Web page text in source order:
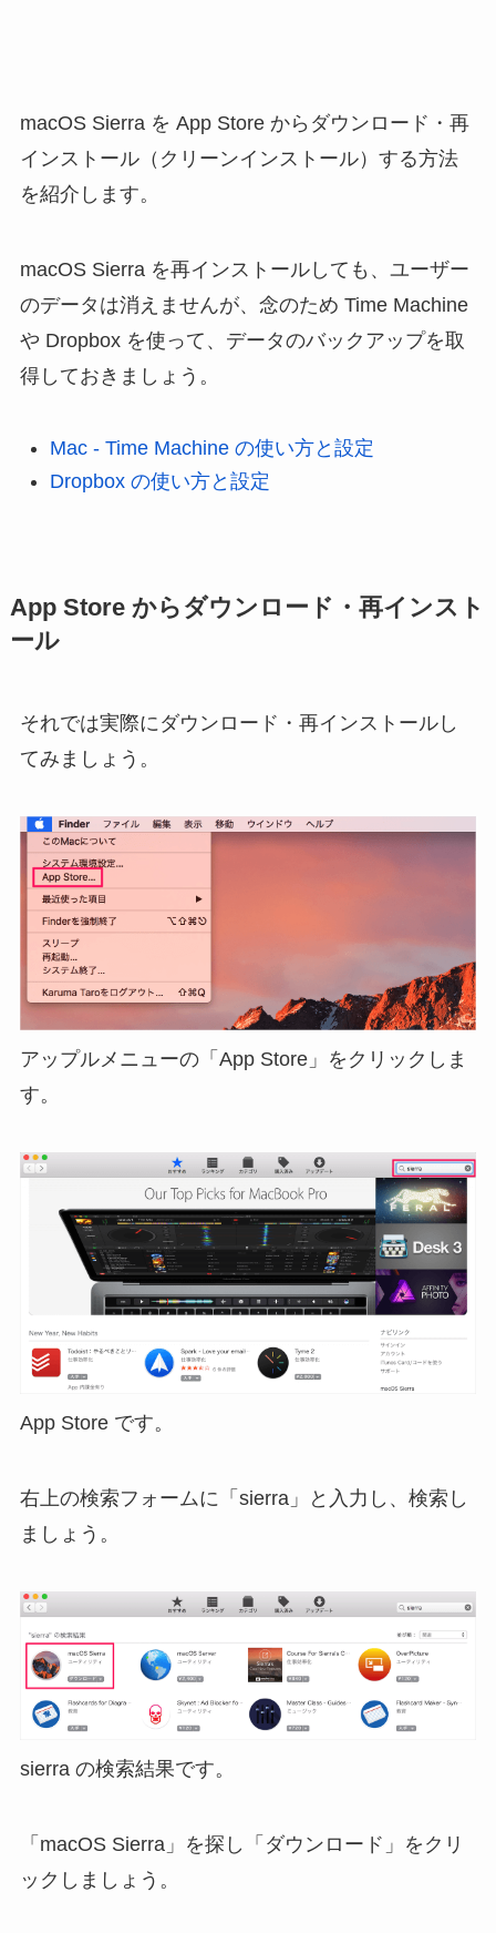
macOS Sierra を App Store からダウンロード・再
インストール（クリーンインストール）する方法
を紹介します。
macOS Sierra を再インストールしても、ユーザー
のデータは消えませんが、念のため Time Machine
や Dropbox を使って、データのバックアップを取
得しておきましょう。
Mac - Time Machine の使い方と設定
Dropbox の使い方と設定
App Store からダウンロード・再インスト
ール
それでは実際にダウンロード・再インストールし
てみましょう。
アップルメニューの「App Store」をクリックしま
す。
App Store です。
右上の検索フォームに「sierra」と入力し、検索し
ましょう。
sierra の検索結果です。
「macOS Sierra」を探し「ダウンロード」をクリ
ックしましょう。